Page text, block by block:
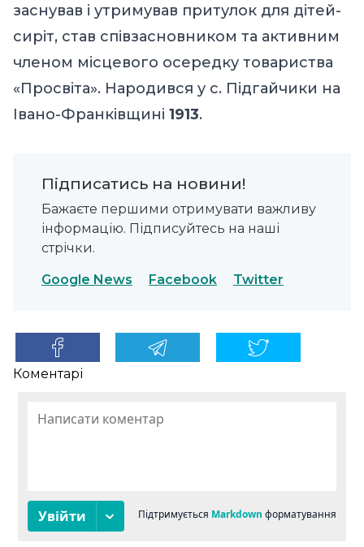
заснував і утримував притулок для дітей-
сиріт, став співзасновником та активним
членом місцевого осередку товариства
«Просвіта». Народився у с. Підгайчики на
Івано-Франківщині 1913.
Підписатись на новини!
Бажаєте першими отримувати важливу
інформацію. Підписуйтесь на наші
стрічки.
Google News Facebook Twitter
Коментарі